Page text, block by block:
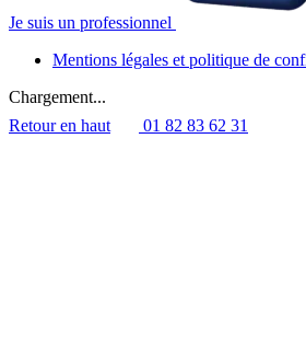
Je suis un professionnel
Mentions légales et politique de
Chargement...
Retour en haut
01 82 83 62 31